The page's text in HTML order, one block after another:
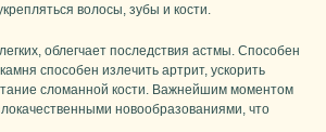
волосы, зубы и кости.
облегчает последствия астмы. Способен
способен излечить артрит, ускорить
сломанной кости. Важнейшим моментом
новообразованиями, что